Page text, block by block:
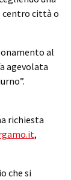
centro città o
al
agevolata
richiesta
,
che si